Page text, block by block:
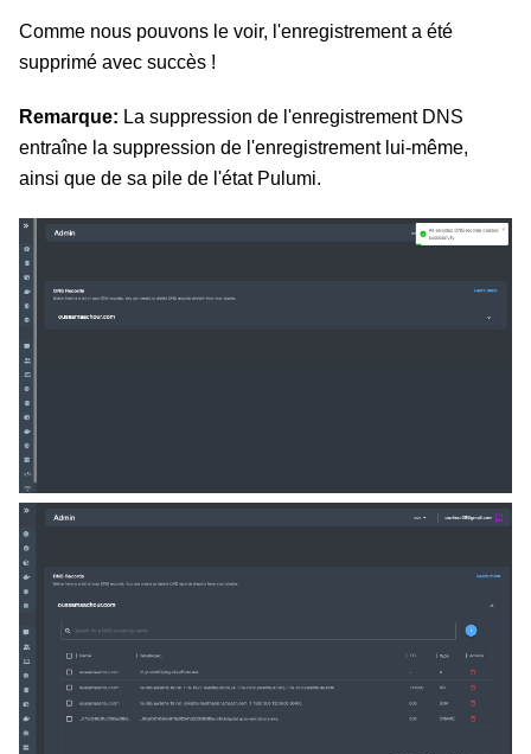
Comme nous pouvons le voir, l'enregistrement a été
supprimé avec succès !
Remarque: La suppression de l'enregistrement DNS
entraîne la suppression de l'enregistrement lui-même,
ainsi que de sa pile de l'état Pulumi.